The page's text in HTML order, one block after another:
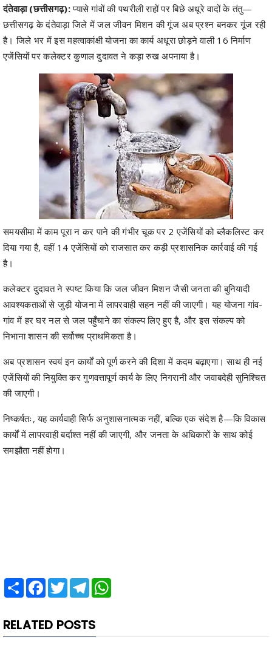
दंतेवाड़ा (छत्तीसगढ़):प्यासे गांवों की पथरीली राहों पर बिछे अधूरे वादों के तंतु—
छत्तीसगढ़ के दंतेवाड़ा जिले में जल जीवन मिशन की गूंज अब प्रश्न बनकर गूंज रही
है। जिले भर में इस महत्वाकांक्षी योजना का कार्य अधूरा छोड़ने वाली 16 निर्माण
एजेंसियों पर कलेक्टर कुणाल दुदावत ने कड़ा रुख अपनाया है।
समयसीमा में काम पूरा न कर पाने की गंभीर चूक पर 2 एजेंसियों को ब्लैकलिस्ट कर
दिया गया है, वहीं 14 एजेंसियों को राजसात कर कड़ी प्रशासनिक कार्रवाई की गई
है।
कलेक्टर दुदावत ने स्पष्ट किया कि जल जीवन मिशन जैसी जनता की बुनियादी
आवश्यकताओं से जुड़ी योजना में लापरवाही सहन नहीं की जाएगी। यह योजना गांव-
गांव में हर घर नल से जल पहुँचाने का संकल्प लिए हुए है, और इस संकल्प को
निभाना शासन की सर्वोच्च प्राथमिकता है।
अब प्रशासन स्वयं इन कार्यों को पूर्ण करने की दिशा में कदम बढ़ाएगा। साथ ही नई
एजेंसियों की नियुक्ति कर गुणवत्तापूर्ण कार्य के लिए निगरानी और जवाबदेही सुनिश्चित
की जाएगी।
निष्कर्षतः, यह कार्यवाही सिर्फ अनुशासनात्मक नहीं, बल्कि एक संदेश है—कि विकास
कार्यों में लापरवाही बर्दाश्त नहीं की जाएगी, और जनता के अधिकारों के साथ कोई
समझौता नहीं होगा।
Share Facebook
TwitterTelegram
RELATED POSTS